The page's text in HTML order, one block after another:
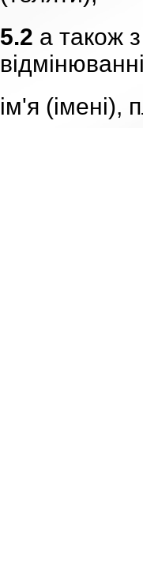
5.2 а також
ім'я (імені),